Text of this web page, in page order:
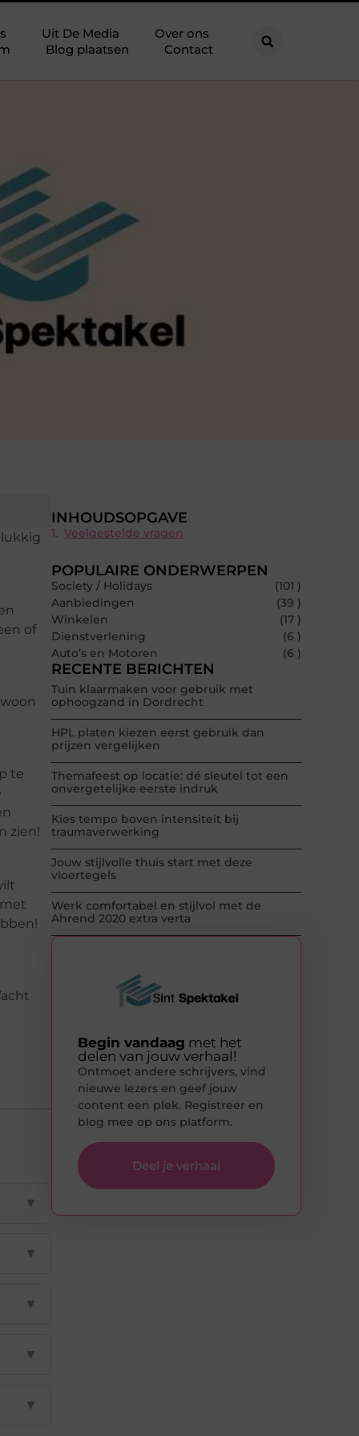
Uit De Media
Over ons
Blog plaatsen Contact
of
te
zien!
▼
▼
▼
▼
▼
INHOUDSOPGAVE
Veelgestelde vragen
POPULAIRE ONDERWERPEN
Society / Holidays
(101 )
Aanbiedingen
(39 )
Winkelen
(17 )
Dienstverlening
(6 )
Auto’s en Motoren
(6 )
RECENTE BERICHTEN
Tuin klaarmaken voor gebruik met
ophoogzand in Dordrecht
HPL platen kiezen eerst gebruik dan
prijzen vergelijken
Themafeest op locatie: dé sleutel tot een
onvergetelijke eerste indruk
Kies tempo boven intensiteit bij
traumaverwerking
Jouw stijlvolle thuis start met deze
vloertegels
Werk comfortabel en stijlvol met de
Ahrend 2020 extra verta
Begin vandaag met het
delen van jouw verhaal!
Ontmoet andere schrijvers, vind
nieuwe lezers en geef jouw
content een plek. Registreer en
blog mee op ons platform.
Deel je verhaal